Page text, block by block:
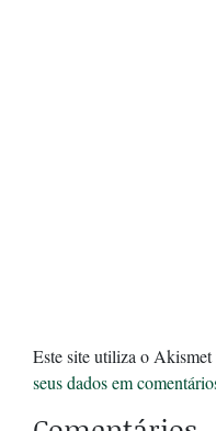
Este site utiliza o Akismet
seus dados em